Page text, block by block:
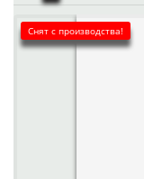
Снят с производства!